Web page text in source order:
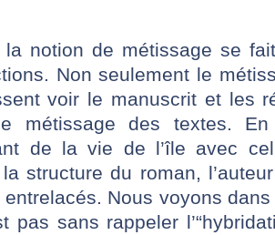
la notion de métissage se
Non seulement le
voir le manuscrit et les
métissage des textes.
de la vie de l’île avec
la structure du roman,
Nous voyons
pas sans rappeler